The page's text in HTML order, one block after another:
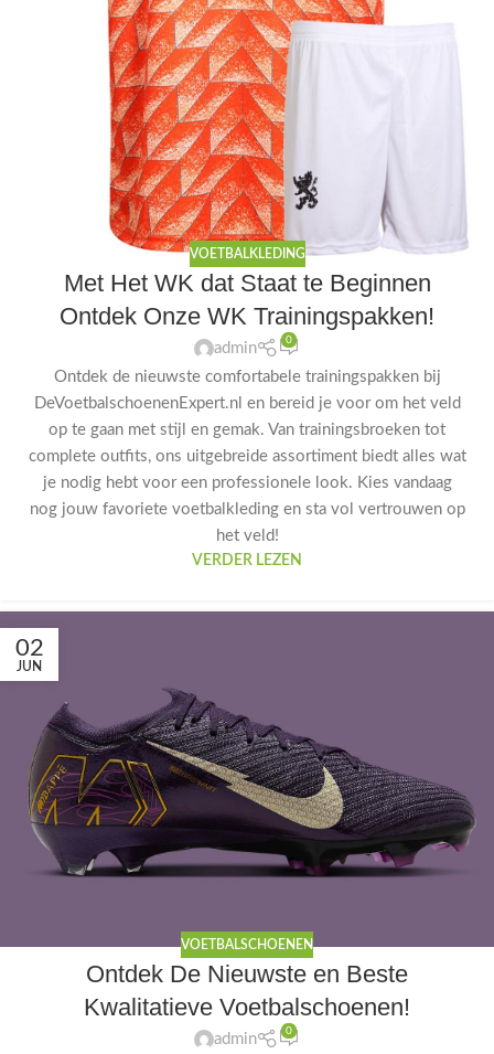
VOETBALKLEDING
Met Het WK dat Staat te Beginnen
Ontdek Onze WK Trainingspakken!
admin
0
Ontdek de nieuwste comfortabele trainingspakken bij
DeVoetbalschoenenExpert.nl en bereid je voor om het veld
op te gaan met stijl en gemak. Van trainingsbroeken tot
complete outfits, ons uitgebreide assortiment biedt alles wat
je nodig hebt voor een professionele look. Kies vandaag
nog jouw favoriete voetbalkleding en sta vol vertrouwen op
het veld!
VERDER LEZEN
02
JUN
VOETBALSCHOENEN
Ontdek De Nieuwste en Beste
Kwalitatieve Voetbalschoenen!
admin
0